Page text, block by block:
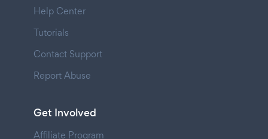
Help Center
Tutorials
Contact Support
Report Abuse
Get Involved
Affiliate Program